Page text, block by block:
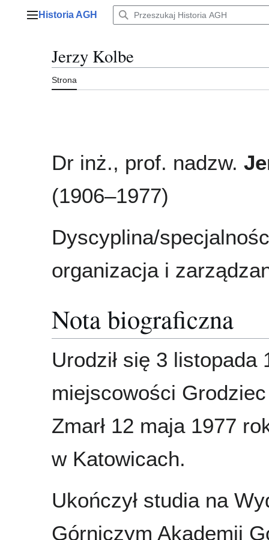
Menu główne
Historia AGH
Jerzy Kolbe
Strona
Dr inż., prof. nadzw.
(1906–1977)
Dyscyplina/
organizacja i
Nota biograficzna
Urodził się 3 listopada
miejscowości
Zmarł 12 maja 1977
w Katowicach.
Ukończył studia na
Górniczym Akademii